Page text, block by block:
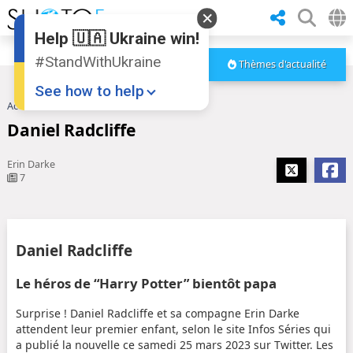
Thèmes d'actualité
Accueil
Daniel Radcliffe
Erin Darke
7
Daniel Radcliffe
Le héros de “Harry Potter” bientôt papa
Surprise ! Daniel Radcliffe et sa compagne Erin Darke
attendent leur premier enfant, selon le site Infos Séries qui
a publié la nouvelle ce samedi 25 mars 2023 sur Twitter. Les
Help 🇺🇦 Ukraine win!
#StandWithUkraine
See how to help